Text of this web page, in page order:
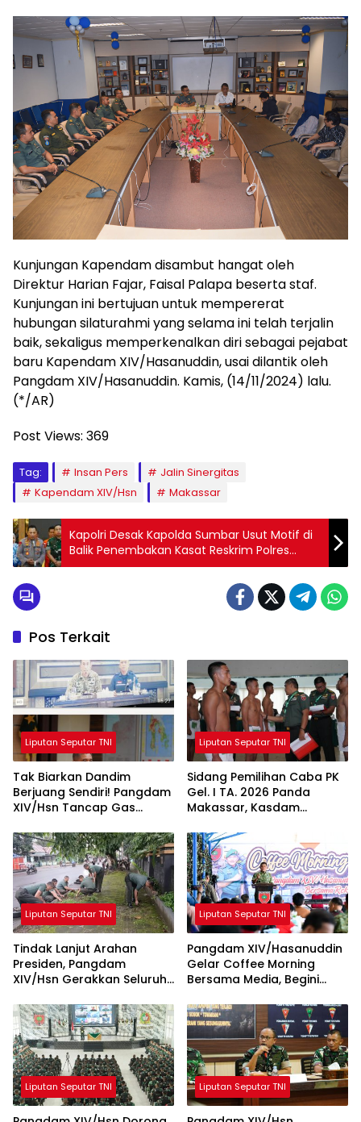
Kunjungan Kapendam disambut hangat oleh
Direktur Harian Fajar, Faisal Palapa beserta staf.
Kunjungan ini bertujuan untuk mempererat
hubungan silaturahmi yang selama ini telah terjalin
baik, sekaligus memperkenalkan diri sebagai pejabat
baru Kapendam XIV/Hasanuddin, usai dilantik oleh
Pangdam XIV/Hasanuddin. Kamis, (14/11/2024) lalu.
(*/AR)
Post Views: 369
Tag: Insan Pers
Jalin Sinergitas
Kapendam XIV/Hsn
Makassar
Kapolri Desak Kapolda Sumbar Usut Motif di
Balik Penembakan Kasat Reskrim Polres
Solok Selatan dan Pastikan Kabag Ops di
Pos Terkait
Liputan Seputar TNI
Tak Biarkan Dandim
Berjuang Sendiri! Pangdam
XIV/Hsn Tancap Gas
KDKMP dengan Inovasi
Workshop
Liputan Seputar TNI
Sidang Pemilihan Caba PK
Gel. I TA. 2026 Panda
Makassar, Kasdam
Profesional dan Objektif
Liputan Seputar TNI
Tindak Lanjut Arahan
Presiden, Pangdam
XIV/Hsn Gerakkan Seluruh
Lingkungan
Liputan Seputar TNI
Pangdam XIV/Hasanuddin
Gelar Coffee Morning
Bersama Media, Begini
Liputan Seputar TNI Liputan Seputar TNI